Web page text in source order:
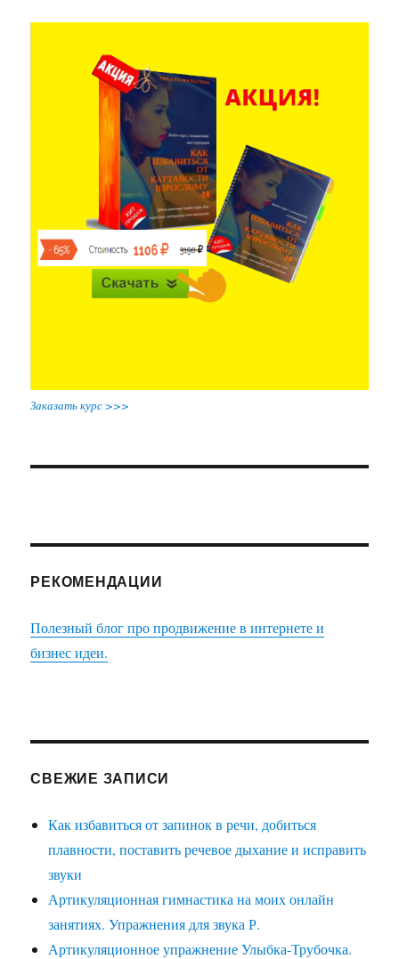
Заказать курс >>>
РЕКОМЕНДАЦИИ
Полезный блог про продвижение в интернете и
бизнес идеи.
СВЕЖИЕ ЗАПИСИ
Как избавиться от запинок в речи, добиться
плавности, поставить речевое дыхание и исправить
звуки
Артикуляционная гимнастика на моих онлайн
занятиях. Упражнения для звука Р.
Артикуляционное упражнение Улыбка-Трубочка.